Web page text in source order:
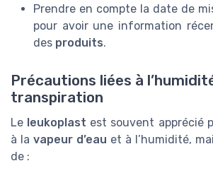
Prendre en compte la date de
pour avoir une information
des produits.
Précautions liées à
transpiration
Le leukoplast est souvent apprécié
à la vapeur d’eau et à l’humidité,
de :